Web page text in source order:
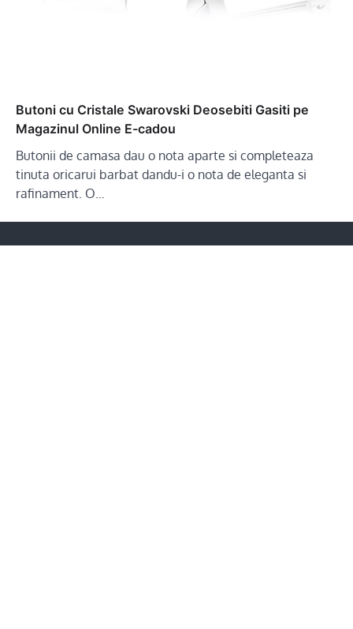
Butoni cu Cristale Swarovski Deosebiti Gasiti pe
Magazinul Online E-cadou
Butonii de camasa dau o nota aparte si completeaza
tinuta oricarui barbat dandu-i o nota de eleganta si
rafinament. O…